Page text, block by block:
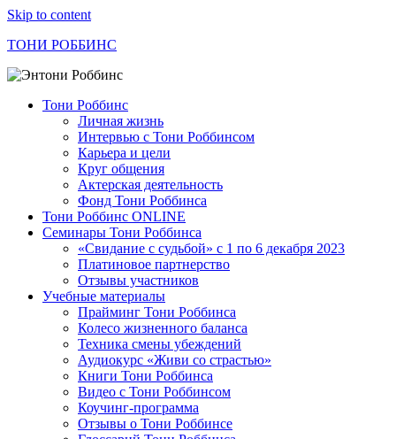
Skip to content
ТОНИ РОББИНС
Тони Роббинс
Личная жизнь
Интервью с Тони Роббинсом
Карьера и цели
Круг общения
Актерская деятельность
Фонд Тони Роббинса
Тони Роббинс ONLINE
Семинары Тони Роббинса
«Свидание с судьбой» с 1 по 6 декабря 2023
Платиновое партнерство
Отзывы участников
Учебные материалы
Прайминг Тони Роббинса
Колесо жизненного баланса
Техника смены убеждений
Аудиокурс «Живи со страстью»
Книги Тони Роббинса
Видео с Тони Роббинсом
Коучинг-программа
Отзывы о Тони Роббинсе